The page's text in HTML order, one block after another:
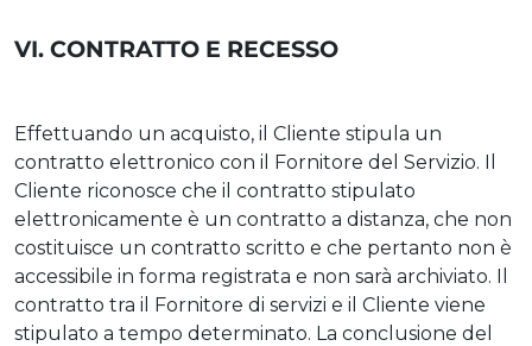
VI. CONTRATTO E RECESSO
Effettuando un acquisto, il Cliente stipula un
contratto elettronico con il Fornitore del Servizio. Il
Cliente riconosce che il contratto stipulato
elettronicamente è un contratto a distanza, che non
costituisce un contratto scritto e che pertanto non è
accessibile in forma registrata e non sarà archiviato. Il
contratto tra il Fornitore di servizi e il Cliente viene
stipulato a tempo determinato. La conclusione del